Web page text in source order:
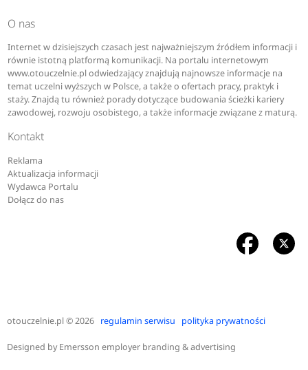
O nas
Internet w dzisiejszych czasach jest najważniejszym źródłem informacji i
równie istotną platformą komunikacji. Na portalu internetowym
www.otouczelnie.pl odwiedzający znajdują najnowsze informacje na
temat uczelni wyższych w Polsce, a także o ofertach pracy, praktyk i
staży. Znajdą tu również porady dotyczące budowania ścieżki kariery
zawodowej, rozwoju osobistego, a także informacje związane z maturą.
Kontakt
Reklama
Aktualizacja informacji
Wydawca Portalu
Dołącz do nas
otouczelnie.pl© 2026 regulamin serwisu polityka prywatności
Designed byEmersson employer branding & advertising